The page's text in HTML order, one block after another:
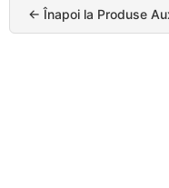
← Înapoi la Produse